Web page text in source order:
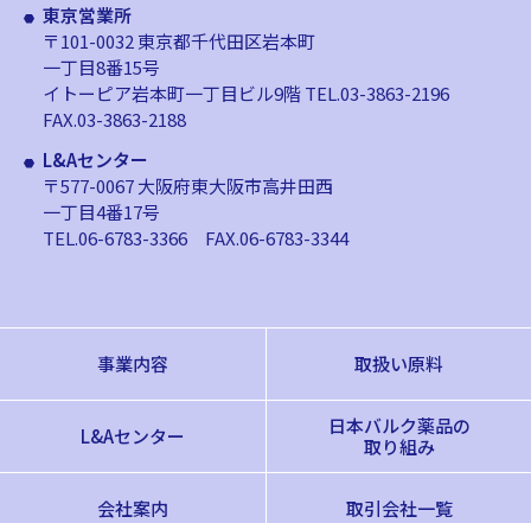
東京営業所
〒101-0032 東京都千代田区岩本町
一丁目8番15号
イトーピア岩本町一丁目ビル9階TEL.03-3863-2196
FAX.03-3863-2188
L&Aセンター
〒577-0067 大阪府東大阪市高井田西
一丁目4番17号
TEL.06-6783-3366 FAX.06-6783-3344
事業内容 取扱い原料
L&Aセンター
日本バルク薬品の
取り組み
会社案内 取引会社一覧